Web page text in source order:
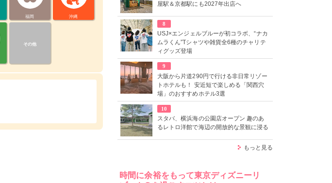
福岡 沖縄
その他
屋駅＆京都駅にも2027年出店へ
8
USJ×エンジェルブルーが初コラボ、“ナカ
ムラくん”Tシャツや雑貨全6種のチャリテ
ィグッズ登場
9
大阪から片道290円で行ける非日常リゾー
トホテルも！ 安近短で楽しめる「関西穴
場」のおすすめホテル3選
10
スタバ、横浜海の公園店オープン 趣のあ
るレトロ洋館で海辺の開放的な景観に浸る
もっと見る
時間に余裕をもって東京ディズニーリ